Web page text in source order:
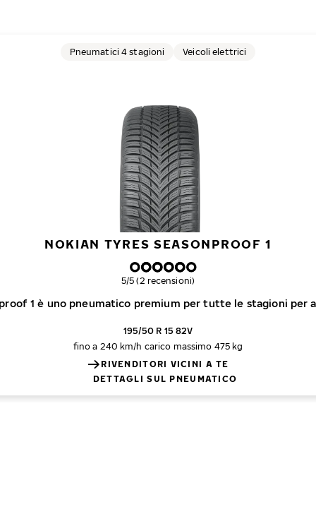
NOKIAN TYRES SEASONPROOF 1
1 è uno pneumatico premium per tutte le stagioni per
Pneumatici 4 stagioni Veicoli elettrici
Valutazione complessiva
5/5 (2 recensioni)
195/50 R 15 82V
fino a 240 km/h carico massimo 475 kg
RIVENDITORI VICINI A TE
DETTAGLI SUL PNEUMATICO